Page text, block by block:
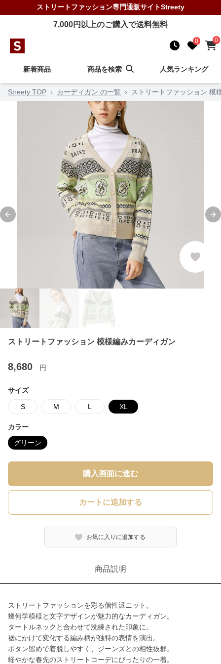
ストリートファッション専門通販サイトStreety
7,000円以上のご購入で送料無料
0 0
新着商品 商品を検索 人気ランキング
Streety TOP › カーディガン の一覧 › ストリートファッション 模
Previous slide
ストリートファッション 模様編みカーディガン
8,680 円
サイズ
S M L XL
カラー
グリーン
購入画面に進む
カートに追加する
お気に入りに追加する
商品説明
ストリートファッションを彩る個性派ニット。
幾何学模様と文字デザインが魅力的なカーディガン。
タートルネックと合わせて洗練された印象に。
裾にかけて変化する編み柄が独特の表情を演出。
ボタン留めで着脱しやすく、ジーンズとの相性抜群。
軽やかな春先のストリートコーデにぴったりの一着。